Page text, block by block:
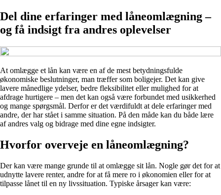
Del dine erfaringer med låneomlægning –
og få indsigt fra andres oplevelser
At omlægge et lån kan være en af de mest betydningsfulde
økonomiske beslutninger, man træffer som boligejer. Det kan give
lavere månedlige ydelser, bedre fleksibilitet eller mulighed for at
afdrage hurtigere – men det kan også være forbundet med usikkerhed
og mange spørgsmål. Derfor er det værdifuldt at dele erfaringer med
andre, der har stået i samme situation. På den måde kan du både lære
af andres valg og bidrage med dine egne indsigter.
Hvorfor overveje en låneomlægning?
Der kan være mange grunde til at omlægge sit lån. Nogle gør det for at
udnytte lavere renter, andre for at få mere ro i økonomien eller for at
tilpasse lånet til en ny livssituation. Typiske årsager kan være: